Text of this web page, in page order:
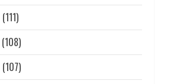
(111)
(108)
(107)